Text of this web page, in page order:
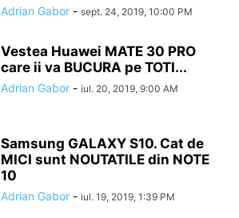
Adrian Gabor - sept. 24, 2019, 10:00 PM
Vestea Huawei MATE 30 PRO
care ii va BUCURA pe TOTI...
Adrian Gabor - iul. 20, 2019, 9:00 AM
Samsung GALAXY S10. Cat de
MICI sunt NOUTATILE din NOTE
10
Adrian Gabor - iul. 19, 2019, 1:39 PM